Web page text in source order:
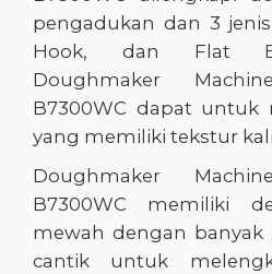
pengadukan dan 3
Hook, dan Flat
Doughmaker
B7300WC dapat untuk
yang memiliki tekstur
Doughmaker
B7300WC memiliki
mewah dengan banyak
cantik untuk